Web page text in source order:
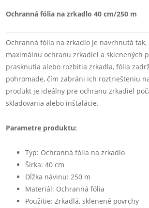
Ochranná fólia na zrkadlo 40 cm/250 m
Ochranná fólia na zrkadlo je navrhnutá tak,
maximálnu ochranu zrkadiel a sklenených
prasknutia alebo rozbitia zrkadla, fólia
pohromade, čím zabráni ich roztriešteniu
produkt je ideálny pre ochranu zrkadiel
skladovania alebo inštalácie.
Parametre produktu:
Typ: Ochranná fólia na zrkadlo
Šírka: 40 cm
Dĺžka návinu: 250 m
Materiál: Ochranná fólia
Použitie: Zrkadlá, sklenené povrchy